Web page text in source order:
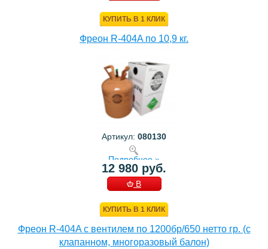
КУПИТЬ В 1 КЛИК
Фреон R-404A по 10,9 кг.
Артикул: 080130
Подробнее »
12 980 руб.
В
КУПИТЬ В 1 КЛИК
Фреон R-404A с вентилем по 1200бр/650 нетто гр. (с
клапанном, многоразовый балон)